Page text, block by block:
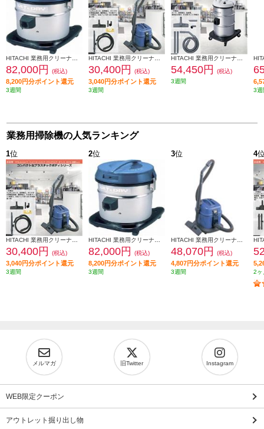
82,000円 (税込)
8,200円分ポイント還元
3週間
30,400円 (税込)
3,040円分ポイント還元
3週間
54,450円
(税込)
3週間
3週
業務用掃除機の人気ランキング
1位
30,400円 (税込)
3,040円分ポイント還元
3週間
2位
82,000円 (税込)
8,200円分ポイント還元
3週間
3位
48,070円 (税込)
4,807円分ポイント還元
3週間
4
2ヶ
メルマガ 旧Twitter Instagram
WEB限定クーポン
アウトレット掘り出し物